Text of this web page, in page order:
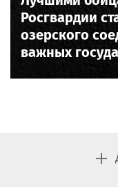
Росгвардии
озерского
важных